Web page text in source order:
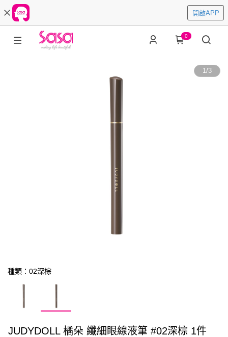
開啟APP
0
1/3
種類：02深棕
JUDYDOLL 橘朵 纖細眼線液筆 #02深棕 1件